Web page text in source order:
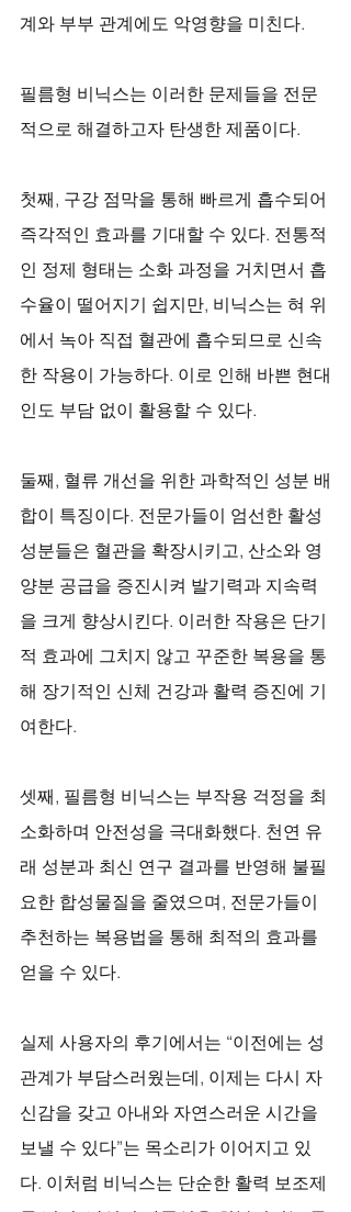
계와 부부 관계에도 악영향을 미친다.
필름형 비닉스는 이러한 문제들을 전문
적으로 해결하고자 탄생한 제품이다.
첫째, 구강 점막을 통해 빠르게 흡수되어
즉각적인 효과를 기대할 수 있다. 전통적
인 정제 형태는 소화 과정을 거치면서 흡
수율이 떨어지기 쉽지만, 비닉스는 혀 위
에서 녹아 직접 혈관에 흡수되므로 신속
한 작용이 가능하다. 이로 인해 바쁜 현대
인도 부담 없이 활용할 수 있다.
둘째, 혈류 개선을 위한 과학적인 성분 배
합이 특징이다. 전문가들이 엄선한 활성
성분들은 혈관을 확장시키고, 산소와 영
양분 공급을 증진시켜 발기력과 지속력
을 크게 향상시킨다. 이러한 작용은 단기
적 효과에 그치지 않고 꾸준한 복용을 통
해 장기적인 신체 건강과 활력 증진에 기
여한다.
셋째, 필름형 비닉스는 부작용 걱정을 최
소화하며 안전성을 극대화했다. 천연 유
래 성분과 최신 연구 결과를 반영해 불필
요한 합성물질을 줄였으며, 전문가들이
추천하는 복용법을 통해 최적의 효과를
얻을 수 있다.
실제 사용자의 후기에서는 “이전에는 성
관계가 부담스러웠는데, 이제는 다시 자
신감을 갖고 아내와 자연스러운 시간을
보낼 수 있다”는 목소리가 이어지고 있
다. 이처럼 비닉스는 단순한 활력 보조제